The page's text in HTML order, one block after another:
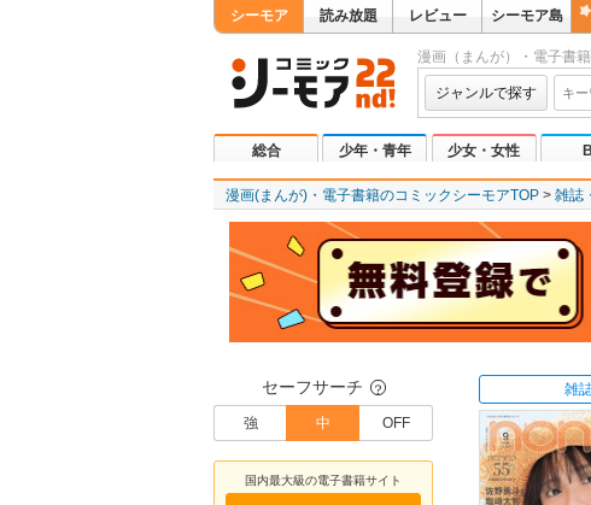
シーモア 読み放題 レビュー シーモア島
漫画（まんが）・電子書
ジャンルで探す
総合 少年・青年 少女・女性
漫画(まんが)・電子書籍のコミックシーモアTOP 雑誌
セーフサーチ ？
強 中 OFF
国内最大級の電子書籍サイト
雑